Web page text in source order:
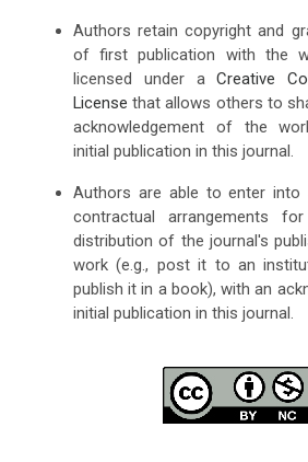
Authors retain copyright and
of first publication with the
licensed under aCreative
License that allows others to
acknowledgement of the
initial publication in this journal.
Authors are able to enter into
contractual arrangements
distribution of the journal's
work (e.g., post it to an
publish it in a book), with an
initial publication in this journal.